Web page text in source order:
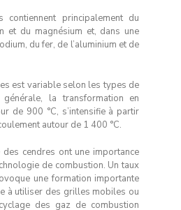
principalement du
et du magnésium et, dans une
du fer, de l’aluminium et de
est variable selon les types de
générale, la transformation en
de 900 °C, s’intensifie à partir
autour de 1 400 °C.
cendres ont une importance
de combustion. Un taux
une formation importante
à utiliser des grilles mobiles ou
des gaz de combustion